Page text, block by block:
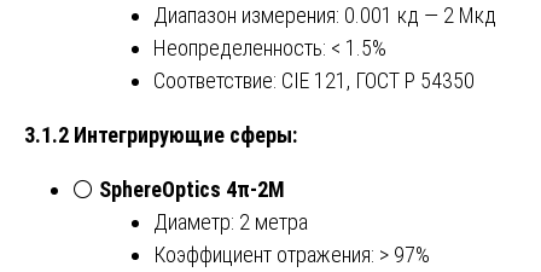
Диапазон измерения: 0.001 кд — 2 Мкд
Неопределенность: < 1.5%
Соответствие: CIE 121, ГОСТ Р 54350
3.1.2 Интегрирующие сферы:
⚪ SphereOptics 4π-2M
Диаметр: 2 метра
Коэффициент отражения: > 97%